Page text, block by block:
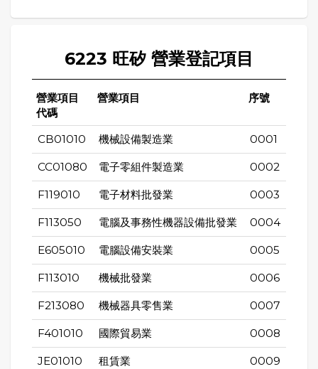
6223 旺矽 營業登記項目
營業項目
代碼
營業項目 序號
CB01010 機械設備製造業 0001
CC01080 電子零組件製造業 0002
F119010 電子材料批發業 0003
F113050 電腦及事務性機器設備批發業 0004
E605010 電腦設備安裝業 0005
F113010 機械批發業 0006
F213080 機械器具零售業 0007
F401010 國際貿易業 0008
JE01010 租賃業 0009